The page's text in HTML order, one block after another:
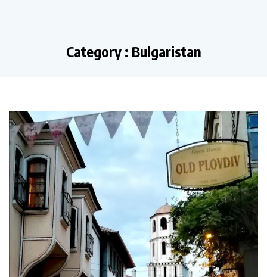
Category : Bulgaristan